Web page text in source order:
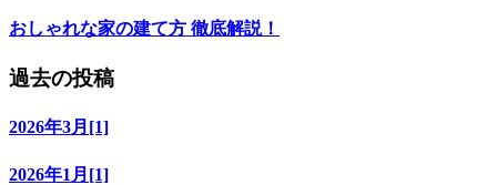
おしゃれな家の建て方 徹底解説！
過去の投稿
2026年3月[1]
2026年1月[1]